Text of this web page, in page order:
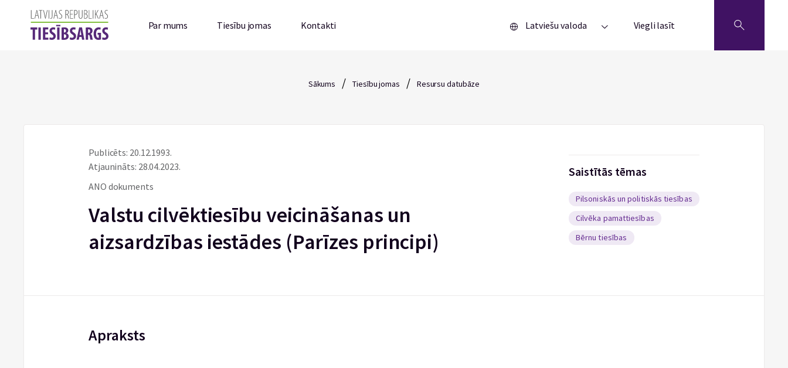
Par mums Tiesību jomas Kontakti Latviešu valoda Viegli lasīt
Sākums / Tiesību jomas / Resursu datubāze
Publicēts: 20.12.1993.
Atjaunināts: 28.04.2023.
ANO dokuments
Valstu cilvēktiesību veicināšanas un
aizsardzības iestādes (Parīzes principi)
Saistītās tēmas
Pilsoniskās un politiskās tiesības
Cilvēka pamattiesības
Bērnu tiesības
Apraksts